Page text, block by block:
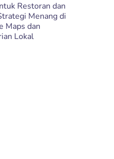
Restoran dan
Menang di
Maps dan
Lokal